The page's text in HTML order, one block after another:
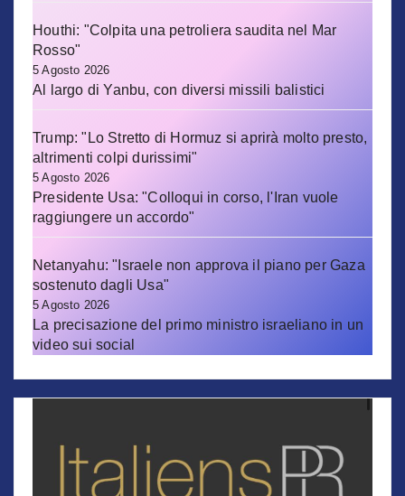
Houthi: "Colpita una petroliera saudita nel Mar
Rosso"
5 Agosto 2026
Al largo di Yanbu, con diversi missili balistici
Trump: "Lo Stretto di Hormuz si aprirà molto presto,
altrimenti colpi durissimi"
5 Agosto 2026
Presidente Usa: "Colloqui in corso, l'Iran vuole
raggiungere un accordo"
Netanyahu: "Israele non approva il piano per Gaza
sostenuto dagli Usa"
5 Agosto 2026
La precisazione del primo ministro israeliano in un
video sui social